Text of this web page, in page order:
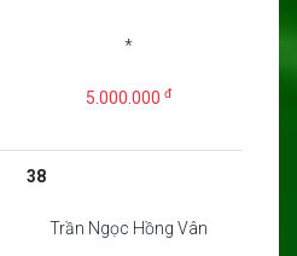
*
5.000.000 đ
38
Trần Ngọc Hồng Vân